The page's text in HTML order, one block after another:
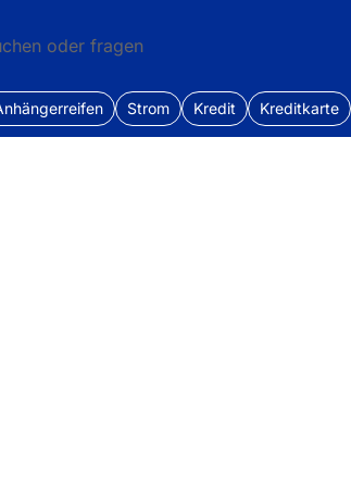
oder fragen
Strom Kredit Kreditkarte